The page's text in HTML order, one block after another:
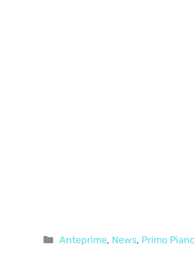
Categorie
Anteprime, News, Primo